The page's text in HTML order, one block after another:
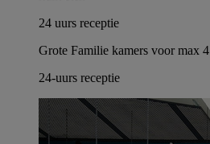
24 uurs receptie
Grote Familie kamers voor max
24-uurs receptie